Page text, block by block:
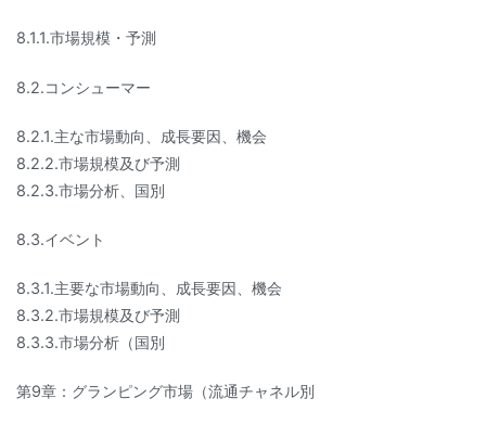
8.1.1.市場規模・予測
8.2.コンシューマー
8.2.1.主な市場動向、成長要因、機会
8.2.2.市場規模及び予測
8.2.3.市場分析、国別
8.3.イベント
8.3.1.主要な市場動向、成長要因、機会
8.3.2.市場規模及び予測
8.3.3.市場分析（国別
第9章：グランピング市場（流通チャネル別